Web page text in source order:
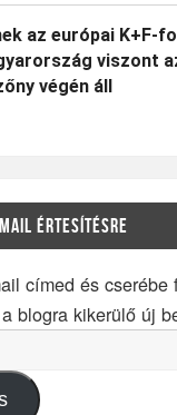
az európai K+F-
viszont
végén áll
ÉRTESÍTÉSRE
címed és cserébe
blogra kikerülő új